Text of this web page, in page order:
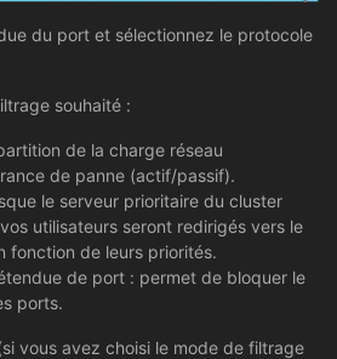
du port et sélectionnez le protocole
souhaité :
de la charge réseau
de panne (actif/passif).
le serveur prioritaire du cluster
utilisateurs seront redirigés vers le
fonction de leurs priorités.
de port : permet de bloquer le
ports.
vous avez choisi le mode de filtrage